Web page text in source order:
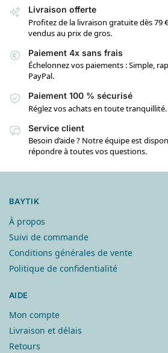
Livraison offerte
Profitez de la livraison gratuite dès 79
vendus au prix de gros.
Paiement 4x sans frais
Échelonnez vos paiements : Simple,
PayPal.
Paiement 100 % sécurisé
Réglez vos achats en toute tranquillité.
Service client
Besoin d’aide ? Notre équipe est
répondre à toutes vos questions.
BAYTIK
À propos
Suivi de commande
Conditions générales de vente
Politique de confidentialité
AIDE
Mon compte
Livraison et délais
Retours